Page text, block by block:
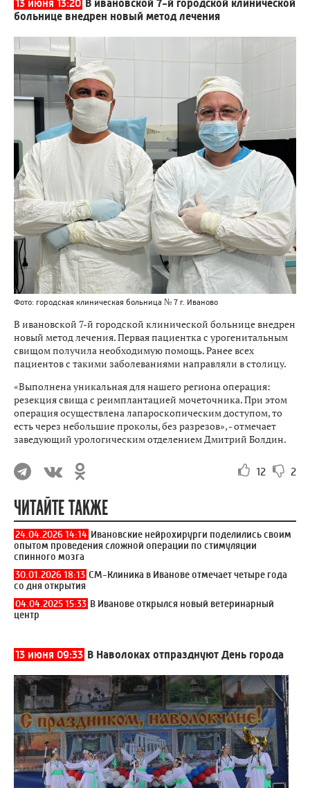
13 июня 13:20 В ивановской 7-й городской клинической
больнице внедрен новый метод лечения
Фото: городская клиническая больница № 7 г. Иваново
В ивановской 7-й городской клинической больнице внедрен
новый метод лечения. Первая пациентка с урогенитальным
свищом получила необходимую помощь. Ранее всех
пациентов с такими заболеваниями направляли в столицу.
«Выполнена уникальная для нашего региона операция:
резекция свища с реимплантацией мочеточника. При этом
операция осуществлена лапароскопическим доступом, то
есть через небольшие проколы, без разрезов», - отмечает
заведующий урологическим отделением Дмитрий Болдин.
12 2
ЧИТАЙТЕ ТАКЖЕ
24.04.2026 14:14 Ивановские нейрохирурги поделились своим
опытом проведения сложной операции по стимуляции
спинного мозга
30.01.2026 18:13 СМ-Клиника в Иванове отмечает четыре года
со дня открытия
04.04.2025 15:33 В Иванове открылся новый ветеринарный
центр
13 июня 09:33 В Наволоках отпразднуют День города